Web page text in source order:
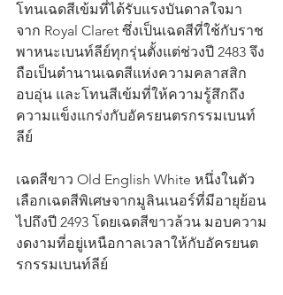
โทนเฉดสีเข้มที่ได้รับแรงบันดาลใจมา
จาก Royal Claret ซึ่งเป็นเฉดสีที่ใช้กับราช
พาหนะเบนท์ลีย์ทุกรุ่นตั้งแต่ช่วงปี 2483 จึง
ถือเป็นตำนานเฉดสีแห่งความคลาสสิก
อบอุ่น และโทนสีเข้มที่ให้ความรู้สึกถึง
ความแข็งแกร่งกับอัครยนตรกรรมเบนท์
ลีย์
เฉดสีขาว Old English White หนึ่งในตัว
เลือกเฉดสีพิเศษจากมูลินเนอร์ที่มีอายุย้อน
ไปถึงปี 2493 โดยเฉดสีขาวล้วน มอบความ
งดงามที่อยู่เหนือกาลเวลาให้กับอัครยนต
รกรรมเบนท์ลีย์